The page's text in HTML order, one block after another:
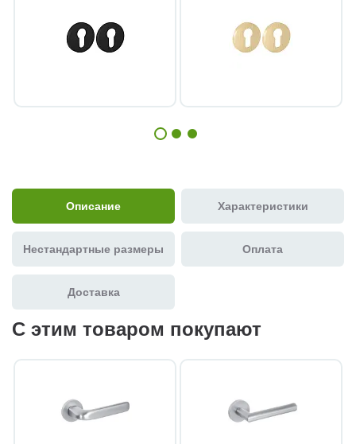
Описание Характеристики
Нестандартные размеры Оплата
Доставка
С этим товаром покупают